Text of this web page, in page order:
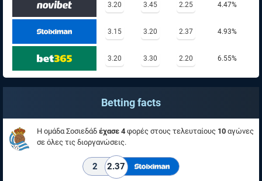
3.20 3.45 2.25 4.47%
3.15 3.20 2.37 4.93%
3.20 3.30 2.20 6.55%
Betting facts
Η ομάδα Σοσιεδάδ έχασε 4 φορές στους τελευταίους 10 αγώνες
σε όλες τις διοργανώσεις.
2 2.37